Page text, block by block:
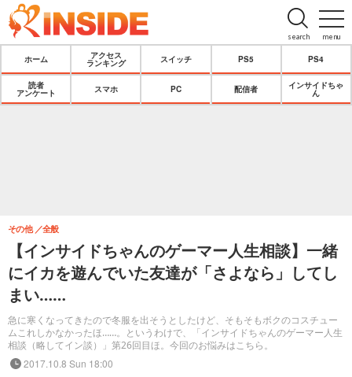
menu
search
ホーム
アクセス
ランキング
スイッチ PS5 PS4
読者
アンケート
スマホ PC 配信者
インサイドちゃ
ん
【インサイドちゃんのゲーマー人生相談】一緒
にイカを遊んでいた友達が「さよなら」してし
まい……
急に寒くなってきたので冬服を出そうとしたけど、そもそもボクのコスチュー
ムこれしかなかったほ……。というわけで、「インサイドちゃんのゲーマー人生
相談（略してイン談）」第26回目ほ。今回のお悩みはこちら。
その他 全般
2017.10.8 Sun 18:00